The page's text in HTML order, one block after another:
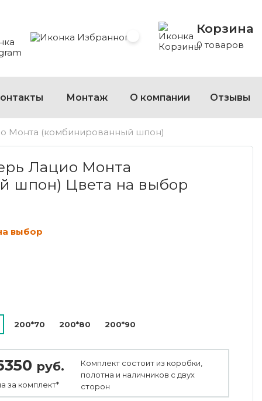
на Viberна Telegram Избранное Корзина
0 товаров
Монтаж О компании Отзывы
Монта (комбинированный шпон)
Лацио Монта
шпон) Цвета на выбор
выбор
200*70 200*80 200*90
руб.
за комплект*
Комплект состоит из коробки,
полотна и наличников с двух
сторон